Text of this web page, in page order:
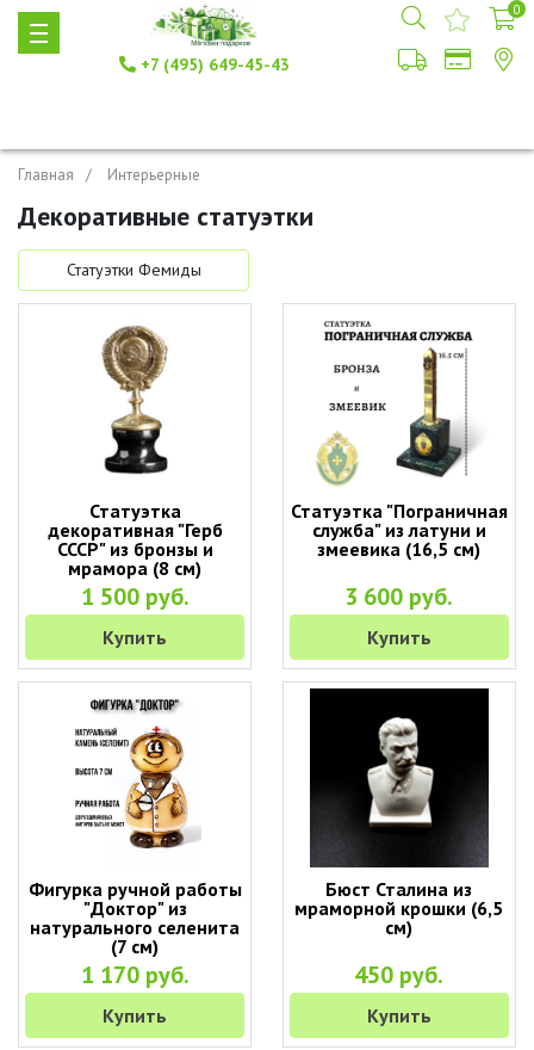
+7 (495) 649-45-43
0
Главная Интерьерные
Декоративные статуэтки
Статуэтки Фемиды
Статуэтка
декоративная "Герб
СССР" из бронзы и
мрамора (8 см)
1 500 руб.
Купить
Статуэтка "Пограничная
служба" из латуни и
змеевика (16,5 см)
3 600 руб.
Купить
Фигурка ручной работы
"Доктор" из
натурального селенита
(7 см)
1 170 руб.
Купить
Бюст Сталина из
мраморной крошки (6,5
см)
450 руб.
Купить